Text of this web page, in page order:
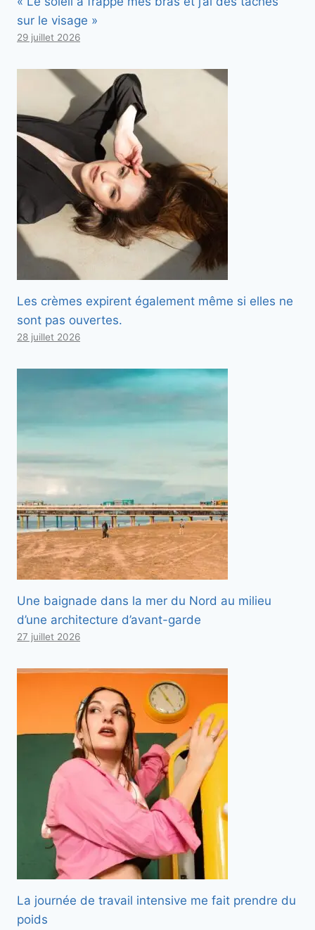
sur le visage »
29 juillet 2026
Les crèmes expirent également même si elles ne
sont pas ouvertes.
28 juillet 2026
Une baignade dans la mer du Nord au milieu
d’une architecture d’avant-garde
27 juillet 2026
La journée de travail intensive me fait prendre du
poids